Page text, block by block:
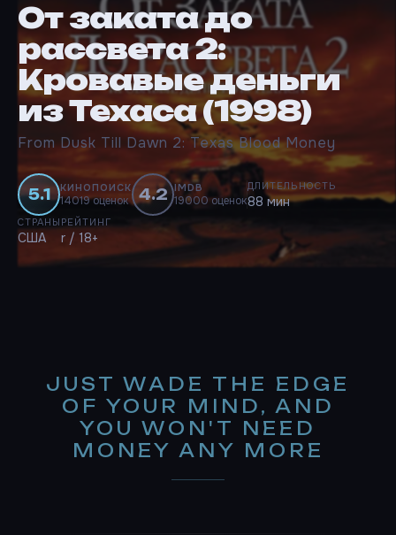
От заката до
рассвета 2:
Кровавые деньги
из Техаса (1998)
From Dusk Till Dawn 2: Texas Blood Money
5.1 КИНОПОИСК
14019 оценок 4.2 IMDB
19000 оценок
ДЛИТЕЛЬНОСТЬ
88 мин
СТРАНЫ
США
РЕЙТИНГ
r / 18+
JUST WADE THE EDGE
OF YOUR MIND, AND
YOU WON'T NEED
MONEY ANY MORE